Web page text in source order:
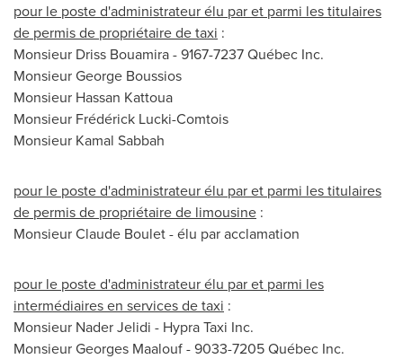
pour le poste d'administrateur élu par et parmi les titulaires
de permis de propriétaire de taxi :
Monsieur Driss Bouamira - 9167-7237 Québec Inc.
MonsieurGeorge Boussios
Monsieur Hassan Kattoua
Monsieur Frédérick Lucki-Comtois
Monsieur Kamal Sabbah
pour le poste d'administrateur élu par et parmi les titulaires
de permis de propriétaire de limousine :
MonsieurClaude Boulet- élu par acclamation
pour le poste d'administrateur élu par et parmi les
intermédiaires en services de taxi :
Monsieur Nader Jelidi - Hypra Taxi Inc.
MonsieurGeorges Maalouf- 9033-7205 Québec Inc.